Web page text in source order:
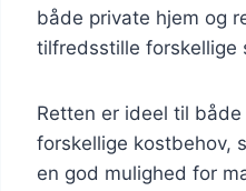
både private hjem og
tilfredsstille forskellige
Retten er ideel til
forskellige kostbehov,
en god mulighed for